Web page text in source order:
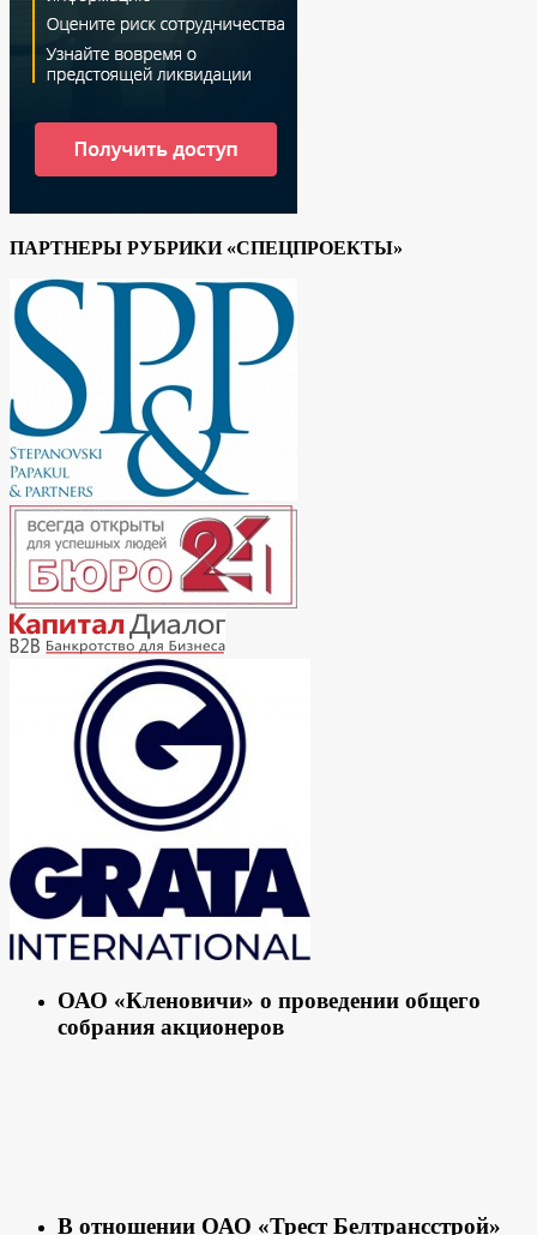
ПАРТНЕРЫ РУБРИКИ «СПЕЦПРОЕКТЫ»
ОАО «Кленовичи» о проведении общего
собрания акционеров
В отношении ОАО «Трест Белтрансстрой»